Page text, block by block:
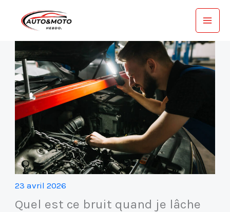
23 avril 2026
Quel est ce bruit quand je lâche